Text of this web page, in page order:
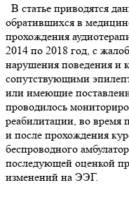
В статье приводятся
обратившихся в
прохождения
2014 по 2018 год, с
нарушения поведения и
сопутствующими
или имеющие
проводилось
реабилитации, во время
и после прохождения
беспроводного
последующей оценкой
изменений на ЭЭГ.